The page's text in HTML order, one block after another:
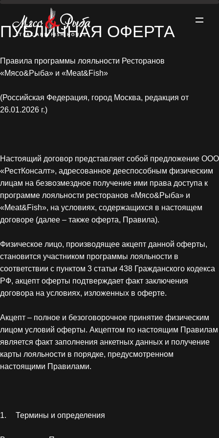
О проекте ▼
Рестораны ▼
Акции
Забронировать
Франчайзинг
Доставка
Язык/
Language
ПУБЛИЧНАЯ ОФЕРТА
Правила программы лояльности Ресторанов
«Мясо&Рыба» и «Meat&Fish»
(Российская Федерация, город Москва, редакция от
26.01.2026 г.)
Настоящий договор представляет собой предложение ООО
«РестКонсалт», адресованное дееспособным физическим
лицам на безвозмездное получение ими права доступа к
программе лояльности ресторанов «Мясо&Рыба» и
«Meat&Fish», на условиях, содержащихся в настоящем
договоре (далее – также оферта, Правила).
Физическое лицо, производящее акцепт данной оферты,
становится участником программы лояльности в
соответствии с пунктом 3 статьи 438 Гражданского кодекса
РФ, акцепт оферты подтверждает факт заключения
договора на условиях, изложенных в оферте.
Акцепт – полное и безоговорочное принятие физическим
лицом условий оферты. Акцептом по настоящим Правилам
является факт заполнения анкетных данных и получение
карты лояльности в порядке, предусмотренном
настоящими Правилами.
1.	Термины и определения